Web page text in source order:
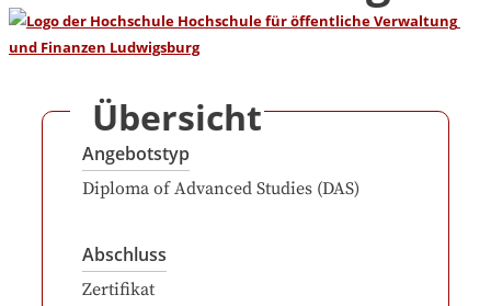
Übersicht
Angebotstyp
Diploma of Advanced Studies (DAS)
Abschluss
Zertifikat